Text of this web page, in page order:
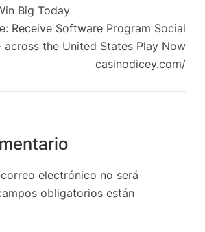
Big Today
Receive Software Program Social
across the United States Play Now
casinodicey.com/
electrónico no será
obligatorios están